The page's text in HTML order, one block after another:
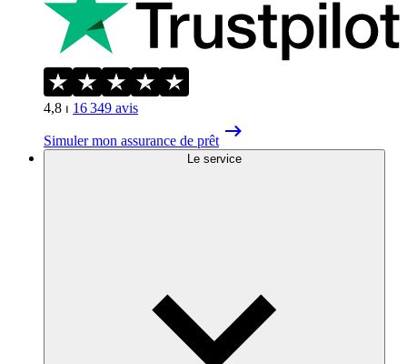
4,8 ⏐ 16 349 avis
Simuler mon assurance de prêt
Le service